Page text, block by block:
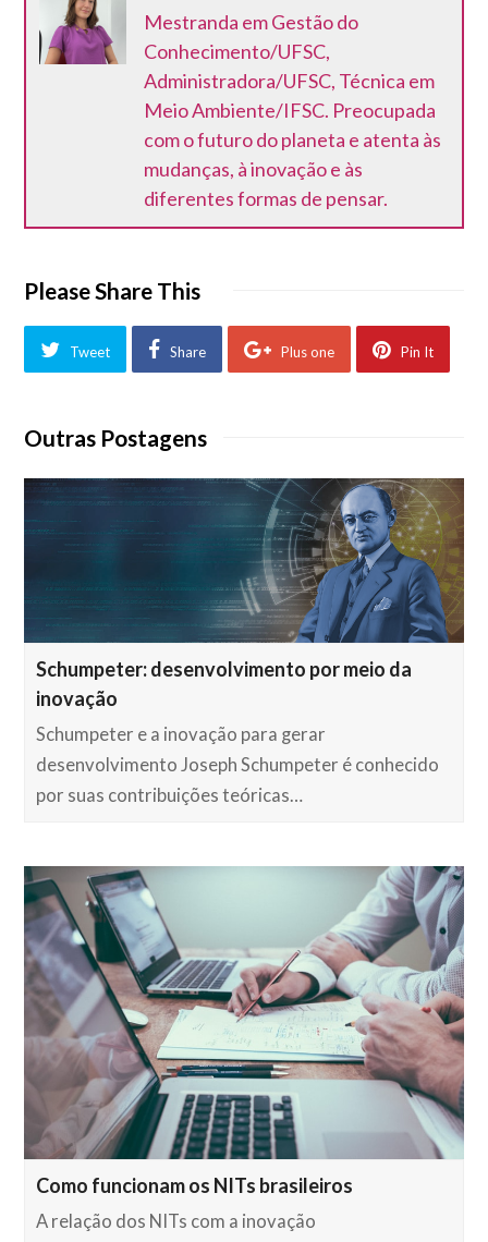
Mestranda em Gestão do
Conhecimento/UFSC,
Administradora/UFSC, Técnica em
Meio Ambiente/IFSC. Preocupada
com o futuro do planeta e atenta às
mudanças, à inovação e às
diferentes formas de pensar.
Please Share This
Tweet Share Plus one Pin It
Outras Postagens
Schumpeter: desenvolvimento por meio da
inovação
Schumpeter e a inovação para gerar
desenvolvimento Joseph Schumpeter é conhecido
por suas contribuições teóricas…
Como funcionam os NITs brasileiros
A relação dos NITs com a inovação